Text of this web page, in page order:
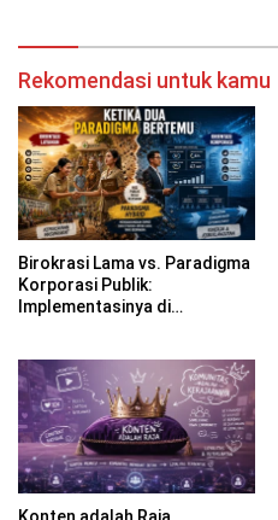
Rekomendasi untuk kamu
Birokrasi Lama vs. Paradigma
Korporasi Publik:
Implementasinya di
Konten adalah Raja,